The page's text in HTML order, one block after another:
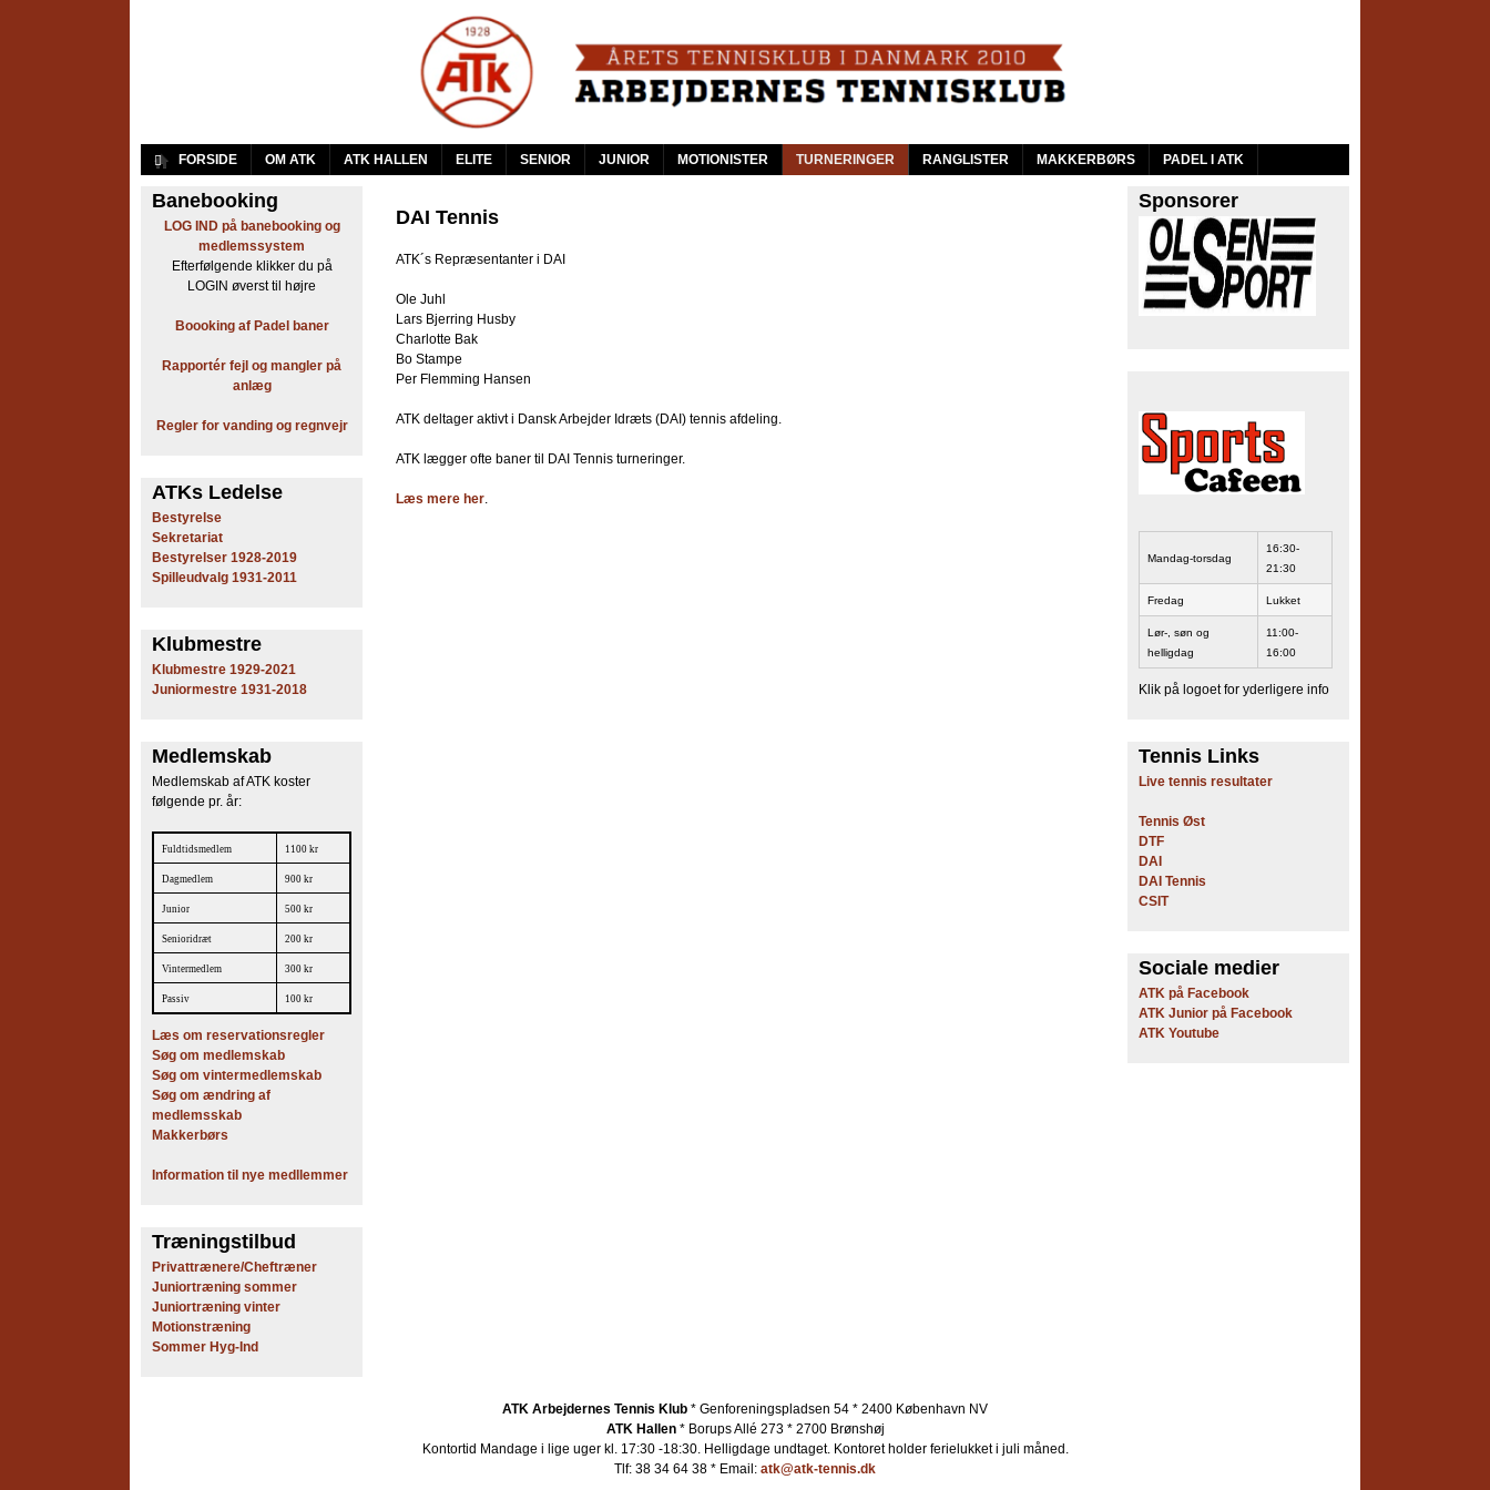
to
main
content
A
n
e
s
e
n
s
K
u
b
FORSIDE OM ATK ATK HALLEN ELITE SENIOR JUNIOR MOTIONISTER TURNERINGER RANGLISTER MAKKERBØRS PADEL I ATK
DAI Tennis
ATK´s Repræsentanter i DAI
Ole Juhl
Lars Bjerring Husby
Charlotte Bak
Bo Stampe
Per Flemming Hansen
ATK deltager aktivt i Dansk Arbejder Idræts (DAI) tennis afdeling.
ATK lægger ofte baner til DAI Tennis turneringer.
Læs mere her.
Banebooking
LOG IND på banebooking og
medlemssystem
Efterfølgende klikker du på
LOGIN øverst til højre
Boooking af Padel baner
Rapportér fejl og mangler på
anlæg
Regler for vanding og regnvejr
ATKs Ledelse
Bestyrelse
Sekretariat
Bestyrelser 1928-2019
Spilleudvalg 1931-2011
Klubmestre
Klubmestre 1929-2021
Juniormestre 1931-2018
Medlemskab
Medlemskab af ATK koster
følgende pr. år:
Fuldtidsmedlem 1100 kr
Dagmedlem 900 kr
Junior 500 kr
Senioridræt 200 kr
Vintermedlem 300 kr
Passiv 100 kr
Læs om reservationsregler
Søg om medlemskab
Søg om vintermedlemskab
Søg om ændring af
medlemsskab
Makkerbørs
Information til nye medllemmer
Træningstilbud
Privattrænere/Cheftræner
Juniortræning sommer
Juniortræning vinter
Motionstræning
Sommer Hyg-Ind
Sponsorer
Mandag-torsdag
16:30-
21:30
Fredag Lukket
Lør-, søn og
helligdag
11:00-
16:00
Klik på logoet for yderligere info
Tennis Links
Live tennis resultater
Tennis Øst
DTF
DAI
DAI Tennis
CSIT
Sociale medier
ATK på Facebook
ATK Junior på Facebook
ATK Youtube
ATK Arbejdernes Tennis Klub * Genforeningspladsen 54 * 2400 København NV
ATK Hallen* Borups Allé 273 * 2700 Brønshøj
Kontortid Mandage i lige uger kl. 17:30 -18:30. Helligdage undtaget. Kontoret holder ferielukket i juli måned.
Tlf: 38 34 64 38 * Email: atk@atk-tennis.dk